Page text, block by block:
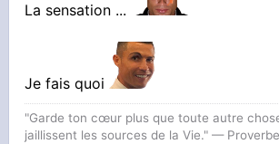
La sensation ...
Je fais quoi
"Garde ton cœur plus que toute autre
jaillissent les sources de la Vie." —